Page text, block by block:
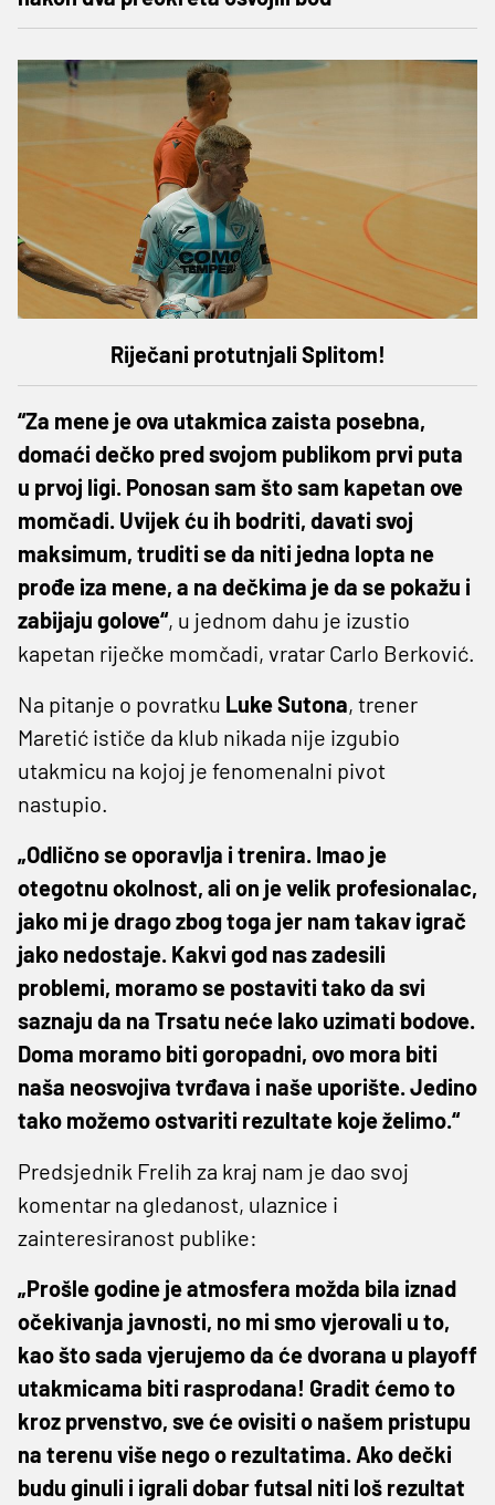
Riječani protutnjali Splitom!
“Za mene je ova utakmica zaista posebna,
domaći dečko pred svojom publikom prvi puta
u prvoj ligi. Ponosan sam što sam kapetan ove
momčadi. Uvijek ću ih bodriti, davati svoj
maksimum, truditi se da niti jedna lopta ne
prođe iza mene, a na dečkima je da se pokažu i
zabijaju golove“, u jednom dahu je izustio
kapetan riječke momčadi, vratar Carlo Berković.
Na pitanje o povratku Luke Sutona, trener
Maretić ističe da klub nikada nije izgubio
utakmicu na kojoj je fenomenalni pivot
nastupio.
„Odlično se oporavlja i trenira. Imao je
otegotnu okolnost, ali on je velik profesionalac,
jako mi je drago zbog toga jer nam takav igrač
jako nedostaje. Kakvi god nas zadesili
problemi, moramo se postaviti tako da svi
saznaju da na Trsatu neće lako uzimati bodove.
Doma moramo biti goropadni, ovo mora biti
naša neosvojiva tvrđava i naše uporište. Jedino
tako možemo ostvariti rezultate koje želimo.“
Predsjednik Frelih za kraj nam je dao svoj
komentar na gledanost, ulaznice i
zainteresiranost publike:
„Prošle godine je atmosfera možda bila iznad
očekivanja javnosti, no mi smo vjerovali u to,
kao što sada vjerujemo da će dvorana u playoff
utakmicama biti rasprodana! Gradit ćemo to
kroz prvenstvo, sve će ovisiti o našem pristupu
na terenu više nego o rezultatima. Ako dečki
budu ginuli i igrali dobar futsal niti loš rezultat